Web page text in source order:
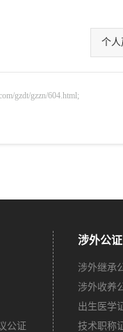
gzdt/gzzn/604.html;
公证
涉外公证
涉外继承
涉外收养
出生医学
技术职称